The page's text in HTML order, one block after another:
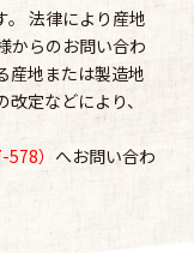
。 法律により産地
からのお問い合わ
産地または製造地
定などにより、
） へお問い合わ